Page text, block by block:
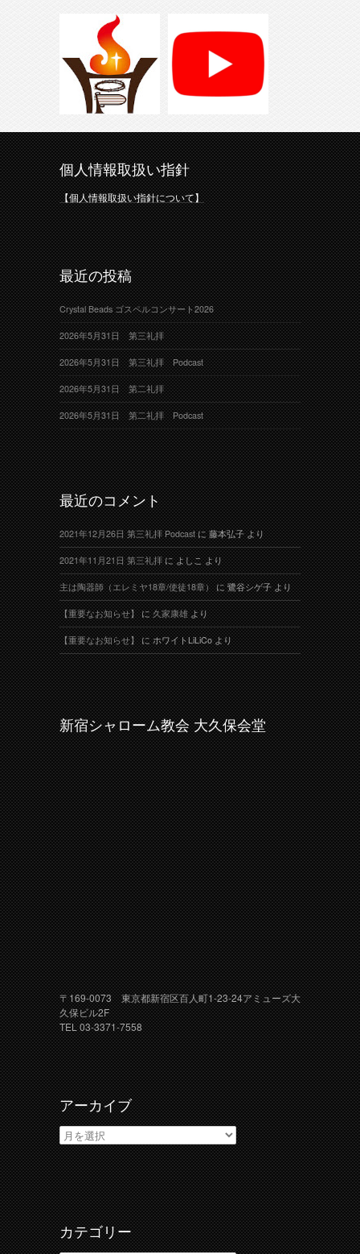
個人情報取扱い指針
【個人情報取扱い指針について】
最近の投稿
Crystal Beads ゴスペルコンサート2026
2026年5月31日 第三礼拝
2026年5月31日 第三礼拝 Podcast
2026年5月31日 第二礼拝
2026年5月31日 第二礼拝 Podcast
最近のコメント
2021年12月26日 第三礼拝 Podcastに藤本弘子より
2021年11月21日 第三礼拝によしこより
主は陶器師（エレミヤ18章/使徒18章）に鷺谷シゲ子より
【重要なお知らせ】に久家康雄より
【重要なお知らせ】にホワイトLiLiCoより
新宿シャローム教会 大久保会堂
〒169-0073 東京都新宿区百人町1-23-24アミューズ大
久保ビル2F
TEL 03-3371-7558
アーカイブ
ア
ー
カ
イ
ブ
カテゴリー